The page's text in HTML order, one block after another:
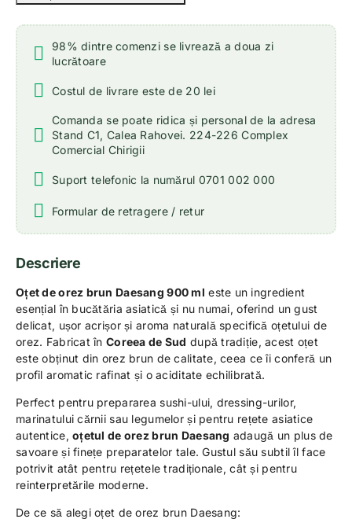
98% dintre comenzi se livrează a doua zi
lucrătoare
Costul de livrare este de 20 lei
Comanda se poate ridica și personal de la adresa
Stand C1, Calea Rahovei. 224-226 Complex
Comercial Chirigii
Suport telefonic la numărul 0701 002 000
Formular de retragere / retur
Descriere
Oțet de orez brun Daesang 900 ml este un ingredient
esențial în bucătăria asiatică și nu numai, oferind un gust
delicat, ușor acrișor și aroma naturală specifică oțetului de
orez. Fabricat înCoreea de Sud după tradiție, acest oțet
este obținut din orez brun de calitate, ceea ce îi conferă un
profil aromatic rafinat și o aciditate echilibrată.
Perfect pentru prepararea sushi-ului, dressing-urilor,
marinatului cărnii sau legumelor și pentru rețete asiatice
autentice,oțetul de orez brun Daesang adaugă un plus de
savoare și finețe preparatelor tale. Gustul său subtil îl face
potrivit atât pentru rețetele tradiționale, cât și pentru
reinterpretările moderne.
De ce să alegi oțet de orez brun Daesang: